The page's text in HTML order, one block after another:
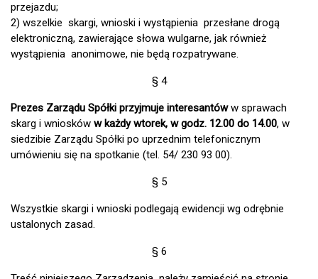
przejazdu;
2) wszelkie skargi, wnioski i wystąpienia przesłane drogą
elektroniczną, zawierające słowa wulgarne, jak również
wystąpienia anonimowe, nie będą rozpatrywane.
§ 4
Prezes Zarządu Spółki przyjmuje interesantóww sprawach
skarg i wniosków w każdy wtorek, w godz. 12.00 do 14.00, w
siedzibie Zarządu Spółki po uprzednim telefonicznym
umówieniu się na spotkanie (tel. 54/ 230 93 00).
§ 5
Wszystkie skargi i wnioski podlegają ewidencji wg odrębnie
ustalonych zasad.
§ 6